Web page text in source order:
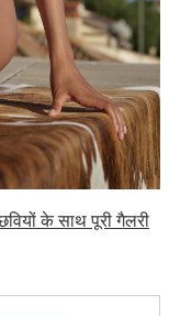
के साथ पूरी गैलरी